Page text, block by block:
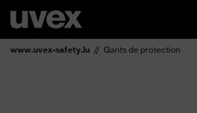
www.uvex-safety.lu Gants de protection